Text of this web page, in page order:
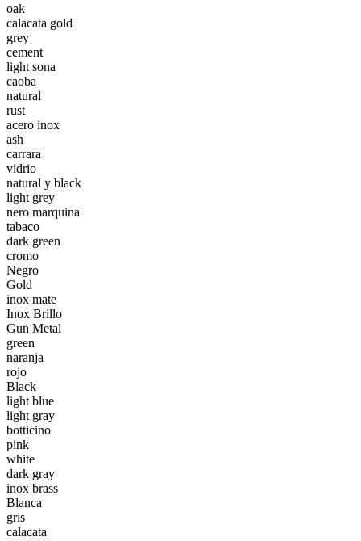
oak
calacata gold
grey
cement
light sona
caoba
natural
rust
acero inox
ash
carrara
vidrio
natural y black
light grey
nero marquina
tabaco
dark green
cromo
Negro
Gold
inox mate
Inox Brillo
Gun Metal
green
naranja
rojo
Black
light blue
light gray
botticino
pink
white
dark gray
inox brass
Blanca
gris
calacata